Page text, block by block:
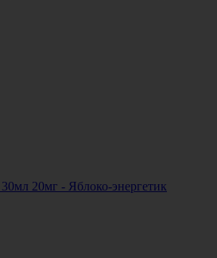
20мг - Яблоко-энергетик